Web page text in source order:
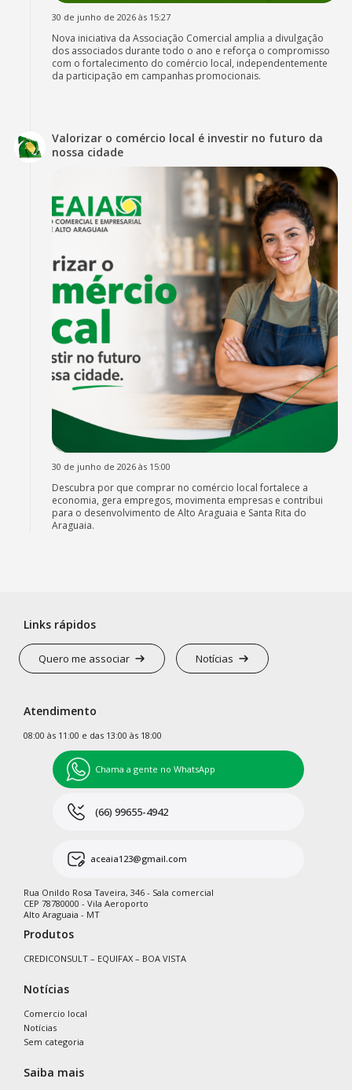
30 de junho de 2026 às 15:27
Nova iniciativa da Associação Comercial amplia a divulgação
dos associados durante todo o ano e reforça o compromisso
com o fortalecimento do comércio local, independentemente
da participação em campanhas promocionais.
Valorizar o comércio local é investir no futuro da
nossa cidade
30 de junho de 2026 às 15:00
Descubra por que comprar no comércio local fortalece a
economia, gera empregos, movimenta empresas e contribui
para o desenvolvimento de Alto Araguaia e Santa Rita do
Araguaia.
Links rápidos
Quero me associar Notícias
Atendimento
08:00 às 11:00 e das 13:00 às 18:00
Chama a gente no WhatsApp
(66) 99655-4942
aceaia123@gmail.com
Rua Onildo Rosa Taveira, 346 - Sala comercial
CEP 78780000 - Vila Aeroporto
Alto Araguaia - MT
Produtos
CREDICONSULT – EQUIFAX – BOA VISTA
Notícias
Comercio local
Notícias
Sem categoria
Saiba mais